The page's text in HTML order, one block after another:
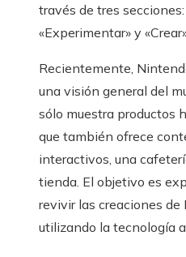
través de tres secciones:
«Experimentar» y
Recientemente,
una visión general del
sólo muestra productos
que también ofrece
interactivos, una
tienda. El objetivo es
revivir las creaciones de
utilizando la tecnología